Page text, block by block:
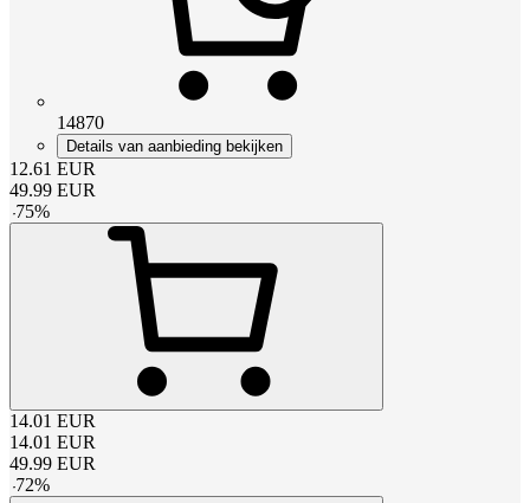
14870
Details van aanbieding bekijken
12.61 EUR
49.99 EUR
-75%
14.01 EUR
14.01 EUR
49.99 EUR
-72%